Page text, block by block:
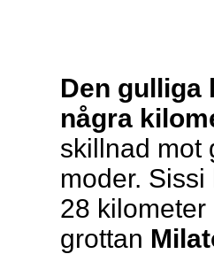
Den
några
skillnad mot
moder.
28 kilometer
grottan